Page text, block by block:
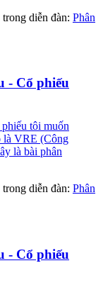
diễn đàn: Phân
- Cổ phiếu
tôi muốn
là VRE (Công
là bài phân
diễn đàn: Phân
- Cổ phiếu